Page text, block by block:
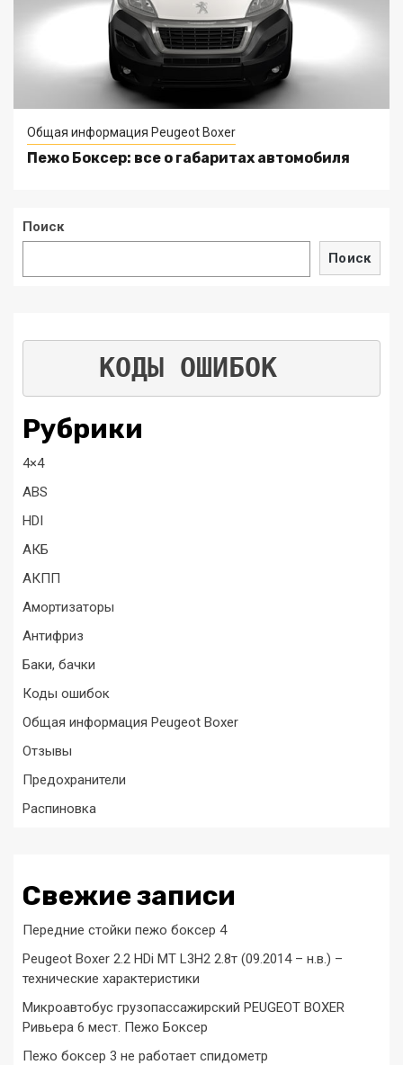
Общая информация Peugeot Boxer
Пежо Боксер: все о габаритах автомобиля
Поиск
Поиск
КОДЫ ОШИБОК
Рубрики
4×4
ABS
HDI
АКБ
АКПП
Амортизаторы
Антифриз
Баки, бачки
Коды ошибок
Общая информация Peugeot Boxer
Отзывы
Предохранители
Распиновка
Свежие записи
Передние стойки пежо боксер 4
Peugeot Boxer 2.2 HDi MT L3H2 2.8т (09.2014 – н.в.) –
технические характеристики
Микроавтобус грузопассажирский PEUGEOT BOXER
Ривьера 6 мест. Пежо Боксер
Пежо боксер 3 не работает спидометр